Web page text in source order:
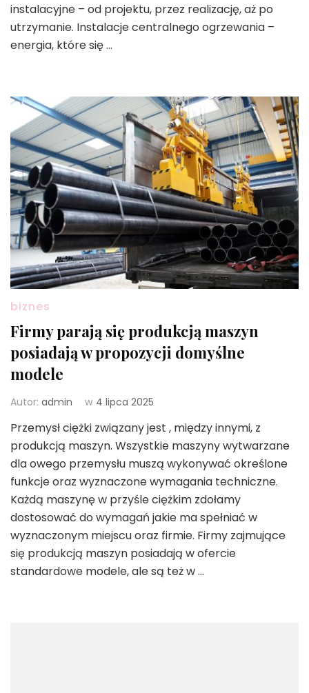
instalacyjne – od projektu, przez realizację, aż po
utrzymanie. Instalacje centralnego ogrzewania –
energia, które się …
biznes
Firmy parają się produkcją maszyn
posiadają w propozycji domyślne
modele
Autor: admin w 4 lipca 2025
Przemysł ciężki związany jest , między innymi, z
produkcją maszyn. Wszystkie maszyny wytwarzane
dla owego przemysłu muszą wykonywać określone
funkcje oraz wyznaczone wymagania techniczne.
Każdą maszynę w przyśle ciężkim zdołamy
dostosować do wymagań jakie ma spełniać w
wyznaczonym miejscu oraz firmie. Firmy zajmujące
się produkcją maszyn posiadają w ofercie
standardowe modele, ale są też w …